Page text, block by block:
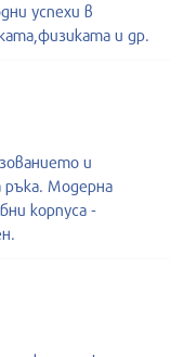
успехи в
и др.
и
ръка. Модерна
корпуса -